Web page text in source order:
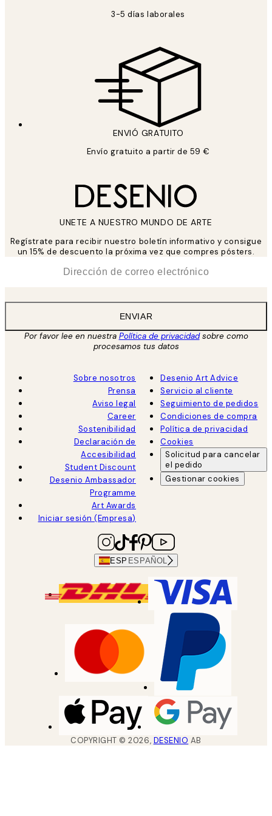
3-5 días laborales
ENVIÓ GRATUITO
Envío gratuito a partir de 59 €
UNETE A NUESTRO MUNDO DE ARTE
Regístrate para recibir nuestro boletín informativo y consigue
un 15% de descuento la próxima vez que compres pósters.
ENVIAR
Por favor lee en nuestra Política de privacidadsobre como
procesamos tus datos
Sobre nosotros
Prensa
Aviso legal
Career
Sostenibilidad
Declaración de
Accesibilidad
Student Discount
Desenio Ambassador
Programme
Art Awards
Iniciar sesión (Empresa)
Desenio Art Advice
Servicio al cliente
Seguimiento de pedidos
Condiciones de compra
Política de privacidad
Cookies
Solicitud para cancelar
el pedido
Gestionar cookies
ESP ESPAÑOL
COPYRIGHT ©2026, DESENIO AB